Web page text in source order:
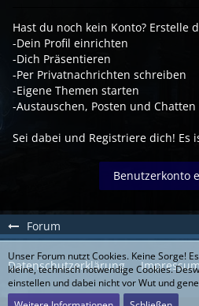
Forum
Hast du noch kein Konto? Erstelle
-Dein Profil einrichten
-Dich Präsentieren
-Per Privatnachrichten schreiben
-Eigene Themen starten
-Austauschen, Posten und Chatten
Sei dabei und Registriere dich! Es
Benutzerkonto
Datenschutzerklärung Impressum
Unser Forum nutzt Cookies. Keine Sorge!
kleine, technisch notwendige Cookies.
einstellen und dabei nicht vor Wut und